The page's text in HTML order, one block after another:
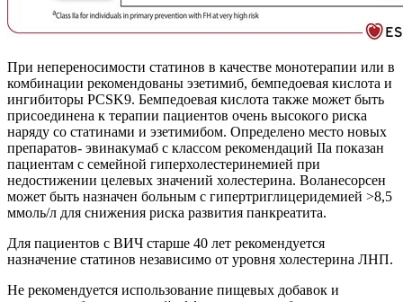
При непереносимости статинов в качестве монотерапии или в
комбинации рекомендованы эзетимиб, бемпедоевая кислота и
ингибиторы PCSK9. Бемпедоевая кислота также может быть
присоединена к терапии пациентов очень высокого риска
наряду со статинами и эзетимибом. Определено место новых
препаратов- эвинакумаб с классом рекомендаций IIa показан
пациентам с семейной гиперхолестеринемией при
недостижении целевых значений холестерина. Воланесорсен
может быть назначен больным с гипертриглицеридемией >8,5
ммоль/л для снижения риска развития панкреатита.
Для пациентов с ВИЧ старше 40 лет рекомендуется
назначение статинов независимо от уровня холестерина ЛНП.
Не рекомендуется использование пищевых добавок и